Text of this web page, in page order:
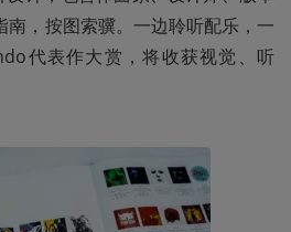
南，按图索骥。一边聆听配乐，一
代表作大赏，将收获视觉、听